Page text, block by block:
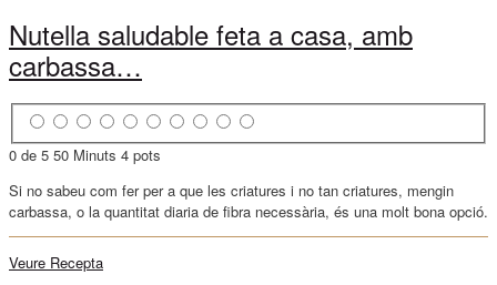
Nutella saludable feta a casa, amb
carbassa…
0 de 5 50 Minuts 4 pots
Si no sabeu com fer per a que les criatures i no tan criatures, mengin
carbassa, o la quantitat diaria de fibra necessària, és una molt bona opció.
Veure Recepta